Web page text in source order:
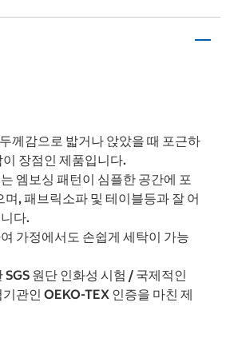
께감으로 밟거나 앉았을 때 포근하
장점인 제품입니다.
엠보싱 패턴이 심플한 공간에 포
며, 패브릭소파 및 테이블등과 잘 어
다.
가정에서도 손쉽게 세탁이 가능
원단 인화성 시험 / 국제적인
관인 OEKO-TEX 인증을 마친 제